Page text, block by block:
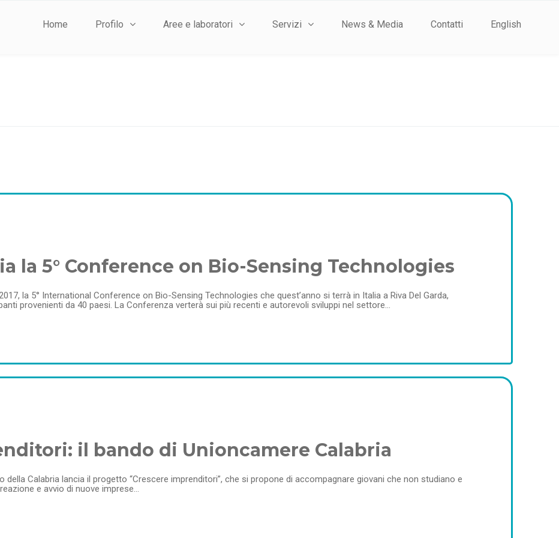
Home Profilo Aree e laboratori Servizi News & Media Contatti English
la 5° Conference on Bio-Sensing Technologies
la 5° International Conference on Bio-Sensing Technologies che quest’anno si terrà in Italia a Riva Del Garda,
provenienti da 40 paesi. La Conferenza verterà sui più recenti e autorevoli sviluppi nel settore…
il bando di Unioncamere Calabria
della Calabria lancia il progetto “Crescere imprenditori”, che si propone di accompagnare giovani che non studiano e
e avvio di nuove imprese…